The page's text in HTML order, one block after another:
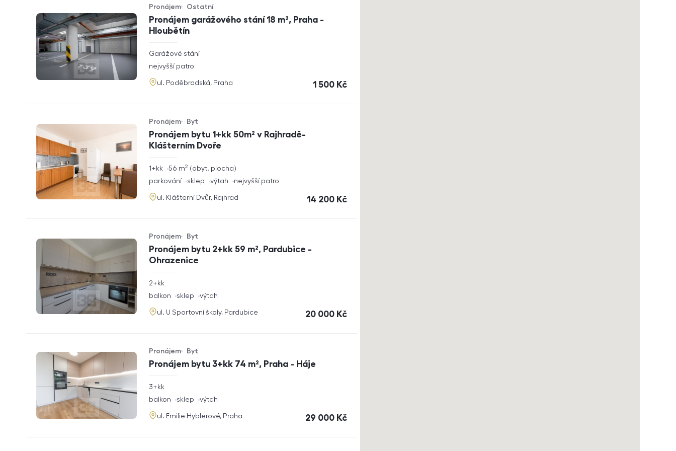
Pronájem garážového stání 18 m², Praha -
Hloubětín
Typ nabídky
Pronájem
Typ nemovitosti
Ostatní
rozměry
Garážové stání
funkce
nejvyšší patro
adresa
ul. Poděbradská, Praha cena
1 500 Kč
Pronájem bytu 1+kk 50m² v Rajhradě-
Klášterním Dvoře
Typ nabídky
Pronájem
Typ nemovitosti
Byt
rozměry
1+kk obyt. plocha
56 m2
funkce
parkování sklep výtah nejvyšší patro
adresa
ul. Klášterní Dvůr, Rajhrad cena
14 200 Kč
Pronájem bytu 2+kk 59 m², Pardubice -
Ohrazenice
Typ nabídky
Pronájem
Typ nemovitosti
Byt
rozměry
2+kk
funkce
balkon sklep výtah
adresa
ul. U Sportovní školy, Pardubice cena
20 000 Kč
Pronájem bytu 3+kk 74 m², Praha - Háje
Typ nabídky
Pronájem
Typ nemovitosti
Byt
rozměry
3+kk
funkce
balkon sklep výtah
adresa
ul. Emilie Hyblerové, Praha cena
29 000 Kč